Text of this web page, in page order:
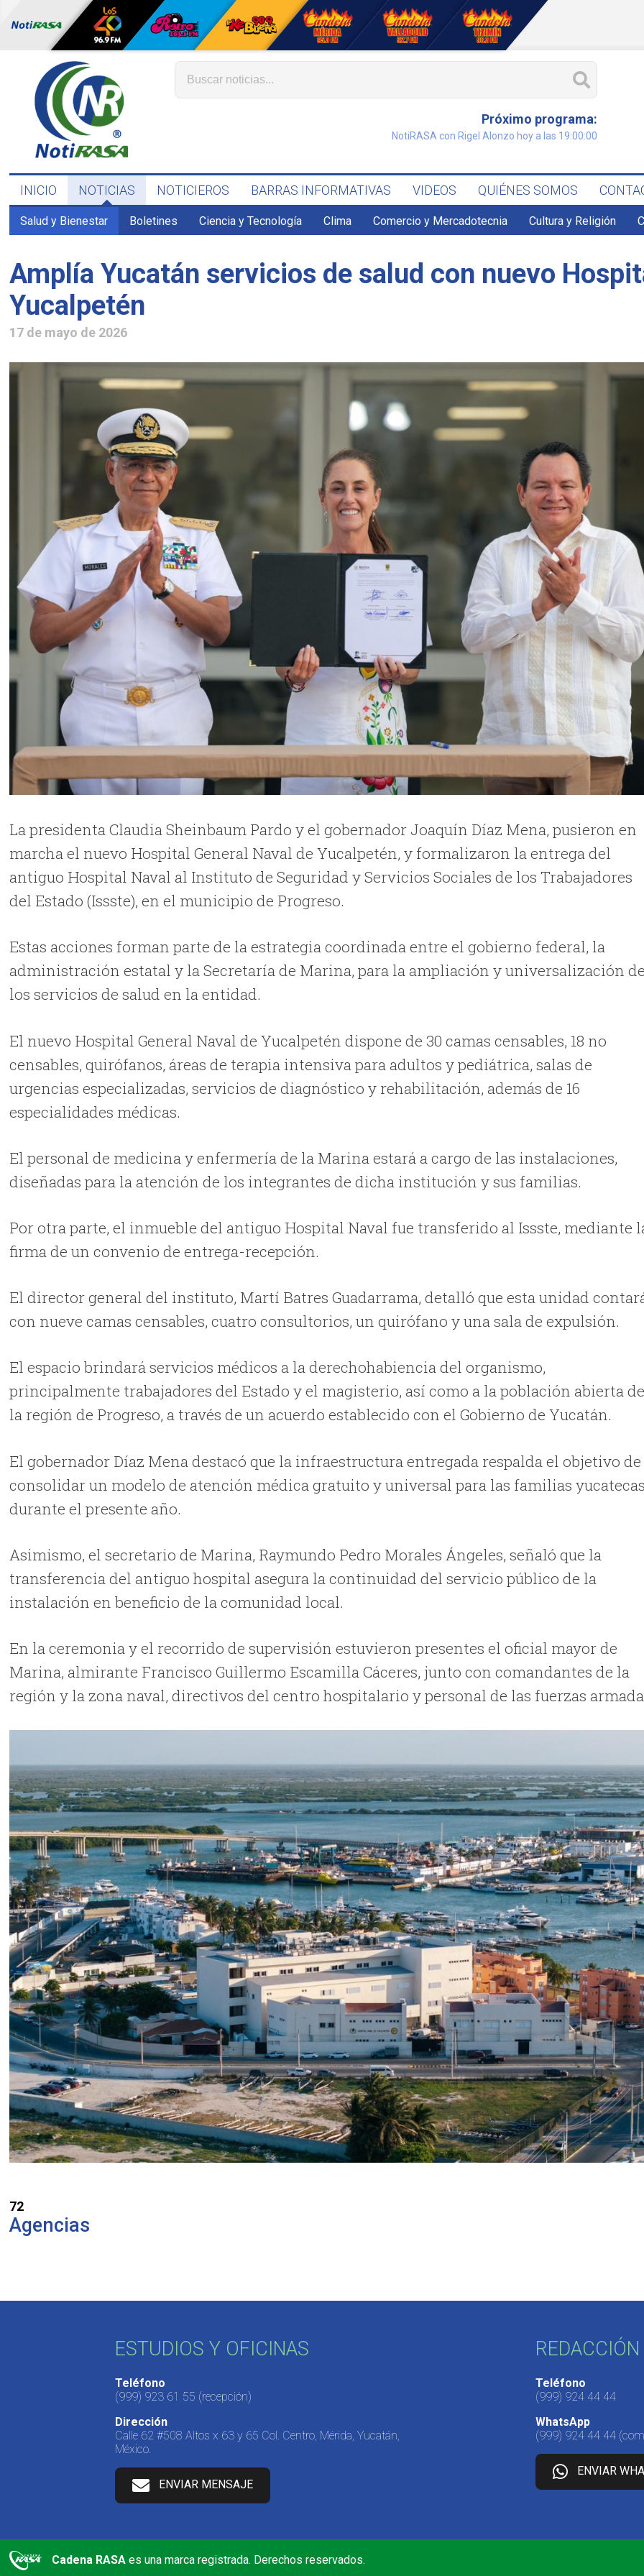
Próximo programa:
NotiRASA con Rigel Alonzo hoy a las 19:00:00
INICIO NOTICIAS NOTICIEROS BARRAS INFORMATIVAS VIDEOS QUIÉNES SOMOS
Salud y Bienestar Boletines Ciencia y Tecnología Clima Comercio y Mercadotecnia Cultura y Religión
Amplía Yucatán servicios de salud con nuevo
Yucalpetén
17 de mayo de 2026
La presidenta Claudia Sheinbaum Pardo y el gobernador Joaquín Díaz Mena, pusieron en
marcha el nuevo Hospital General Naval de Yucalpetén, y formalizaron la entrega del
antiguo Hospital Naval al Instituto de Seguridad y Servicios Sociales de los Trabajadores
del Estado (Issste), en el municipio de Progreso.
Estas acciones forman parte de la estrategia coordinada entre el gobierno federal, la
administración estatal y la Secretaría de Marina, para la ampliación y universalización
los servicios de salud en la entidad.
El nuevo Hospital General Naval de Yucalpetén dispone de 30 camas censables, 18 no
censables, quirófanos, áreas de terapia intensiva para adultos y pediátrica, salas de
urgencias especializadas, servicios de diagnóstico y rehabilitación, además de 16
especialidades médicas.
El personal de medicina y enfermería de la Marina estará a cargo de las instalaciones,
diseñadas para la atención de los integrantes de dicha institución y sus familias.
Por otra parte, el inmueble del antiguo Hospital Naval fue transferido al Issste, mediante
firma de un convenio de entrega-recepción.
El director general del instituto, Martí Batres Guadarrama, detalló que esta unidad
con nueve camas censables, cuatro consultorios, un quirófano y una sala de expulsión.
El espacio brindará servicios médicos a la derechohabiencia del organismo,
principalmente trabajadores del Estado y el magisterio, así como a la población abierta
la región de Progreso, a través de un acuerdo establecido con el Gobierno de Yucatán.
El gobernador Díaz Mena destacó que la infraestructura entregada respalda el objetivo de
consolidar un modelo de atención médica gratuito y universal para las familias
durante el presente año.
Asimismo, el secretario de Marina, Raymundo Pedro Morales Ángeles, señaló que la
transferencia del antiguo hospital asegura la continuidad del servicio público de la
instalación en beneficio de la comunidad local.
En la ceremonia y el recorrido de supervisión estuvieron presentes el oficial mayor de
Marina, almirante Francisco Guillermo Escamilla Cáceres, junto con comandantes de la
región y la zona naval, directivos del centro hospitalario y personal de las fuerzas
72
Agencias
ESTUDIOS Y OFICINAS
Teléfono
(999) 923 61 55 (recepción)
Dirección
Calle 62 #508 Altos x 63 y 65 Col. Centro, Mérida, Yucatán,
México.
ENVIAR MENSAJE
Teléfono
(999) 924 44 44
WhatsApp
(999) 924 44 44
ENVIAR
Cadena RASA es una marca registrada. Derechos reservados.